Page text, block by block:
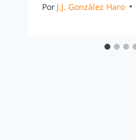
Por J.J. González Haro